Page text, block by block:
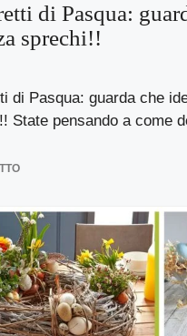
di Pasqua:
sprechi!!
di Pasqua: guarda che
State pensando a come